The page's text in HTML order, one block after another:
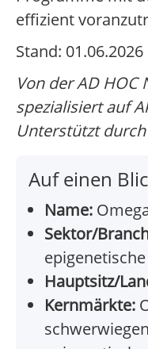
effizient
Stand: 01.06.2026
Von der AD HOC
spezialisiert auf
Unterstützt durch
Auf einen
Name:
Sektor/
Hauptsitz/
Kernmärkte: